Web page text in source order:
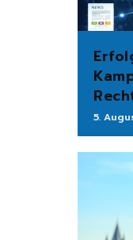
5.